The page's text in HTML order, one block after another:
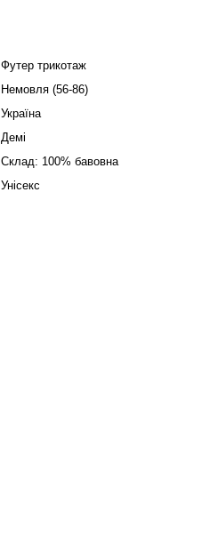
Футер трикотаж
Немовля (56-86)
Україна
Демі
Склад: 100% бавовна
Унісекс